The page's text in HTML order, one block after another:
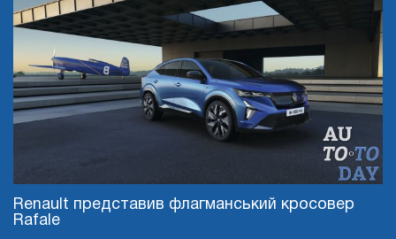
Renault представив флагманський кросовер
Rafale